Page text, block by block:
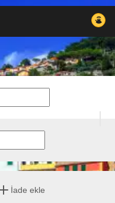
İade ekle